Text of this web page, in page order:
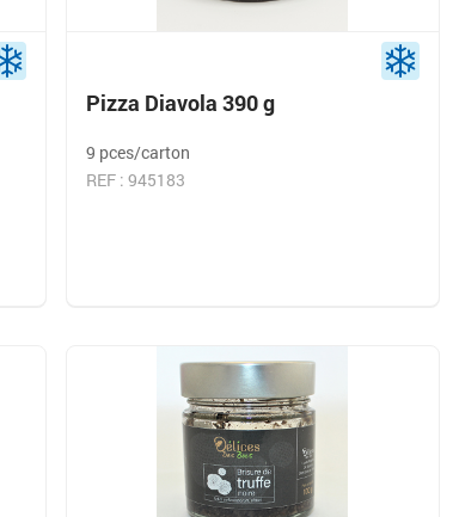
Pizza Diavola 390 g
9 pces/carton
REF : 945183